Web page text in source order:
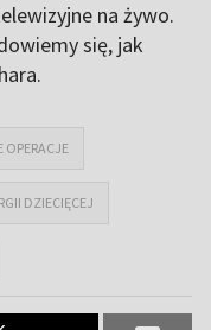
na żywo.
się, jak
OPERACJE
DZIECIĘCEJ